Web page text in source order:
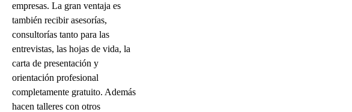
empresas. La gran ventaja es
también recibir asesorías,
consultorías tanto para las
entrevistas, las hojas de vida, la
carta de presentación y
orientación profesional
completamente gratuito. Además
hacen talleres con otros